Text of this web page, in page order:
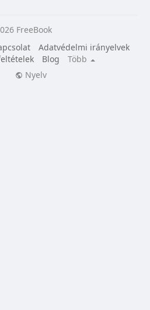
FreeBook
Adatvédelmi irányelvek
Blog
Több
Nyelv